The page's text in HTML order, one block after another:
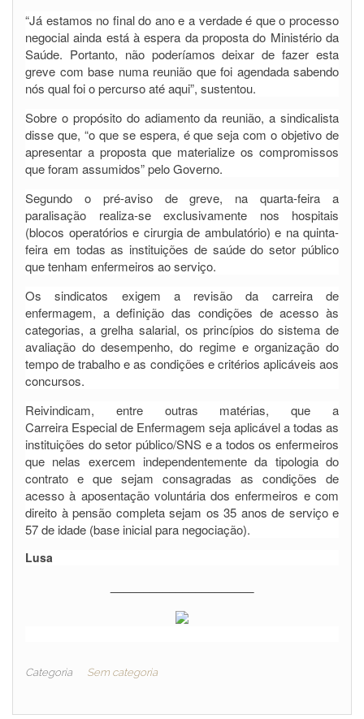
“Já estamos no final do ano e a verdade é que o processo
negocial ainda está à espera da proposta do Ministério da
Saúde. Portanto, não poderíamos deixar de fazer esta
greve com base numa reunião que foi agendada sabendo
nós qual foi o percurso até aqui”, sustentou.
Sobre o propósito do adiamento da reunião, a sindicalista
disse que, “o que se espera, é que seja com o objetivo de
apresentar a proposta que materialize os compromissos
que foram assumidos” pelo Governo.
Segundo o pré-aviso de greve, na quarta-feira a
paralisação realiza-se exclusivamente nos hospitais
(blocos operatórios e cirurgia de ambulatório) e na quinta-
feira em todas as instituições de saúde do setor público
que tenham enfermeiros ao serviço.
Os sindicatos exigem a revisão da carreira de
enfermagem, a definição das condições de acesso às
categorias, a grelha salarial, os princípios do sistema de
avaliação do desempenho, do regime e organização do
tempo de trabalho e as condições e critérios aplicáveis aos
concursos.
Reivindicam, entre outras matérias, que a
Carreira Especial de Enfermagem seja aplicável a todas as
instituições do setor público/SNS e a todos os enfermeiros
que nelas exercem independentemente da tipologia do
contrato e que sejam consagradas as condições de
acesso à aposentação voluntária dos enfermeiros e com
direito à pensão completa sejam os 35 anos de serviço e
57 de idade (base inicial para negociação).
Lusa
Categoria Sem categoria